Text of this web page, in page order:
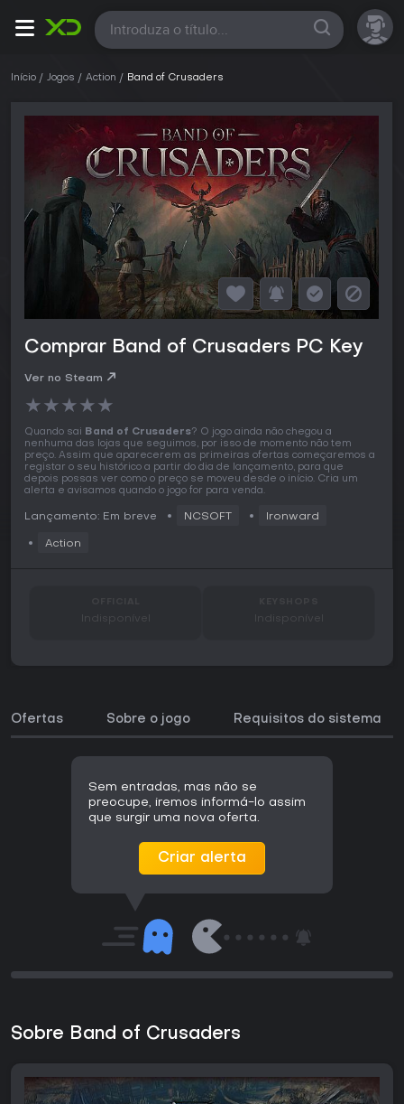
Todas
Início Jogos Action Band of Crusaders
Comprar Band of Crusaders PC Key
Ver no Steam
★★★★★
Quando sai Band of Crusaders? O jogo ainda não chegou a
nenhuma das lojas que seguimos, por isso de momento não tem
preço. Assim que aparecerem as primeiras ofertas começaremos a
registar o seu histórico a partir do dia de lançamento, para que
depois possas ver como o preço se moveu desde o início. Cria um
alerta e avisamos quando o jogo for para venda.
Lançamento: Em breve NCSOFT Ironward
Action
Indisponível Indisponível
Ofertas Sobre o jogo Requisitos do sistema
Sem entradas, mas não se
preocupe, iremos informá-lo assim
que surgir uma nova oferta.
Criar alerta
Sobre Band of Crusaders